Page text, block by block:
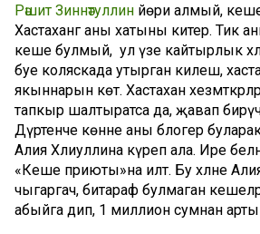
Рәшит Зиннәтуллин йөри алмый, кеше
Хастаханәгә аны хатыны китерә. Тик
кеше булмый, ә ул үзе кайтырлык
буе коляскада утырган килеш,
якыннарын көтә. Хастаханә
тапкыр шалтыратса да, җавап
Дүртенче көнне аны блогер буларак
Алия Хәлиуллина күреп ала. Ире
«Кеше приюты»на илтә. Бу хәлне
чыгаргач, битараф булмаган
абыйга дип, 1 миллион сумнан